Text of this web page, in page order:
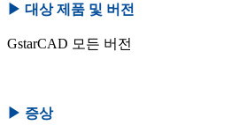
▶ 대상 제품 및 버전
GstarCAD 모든 버전
▶ 증상